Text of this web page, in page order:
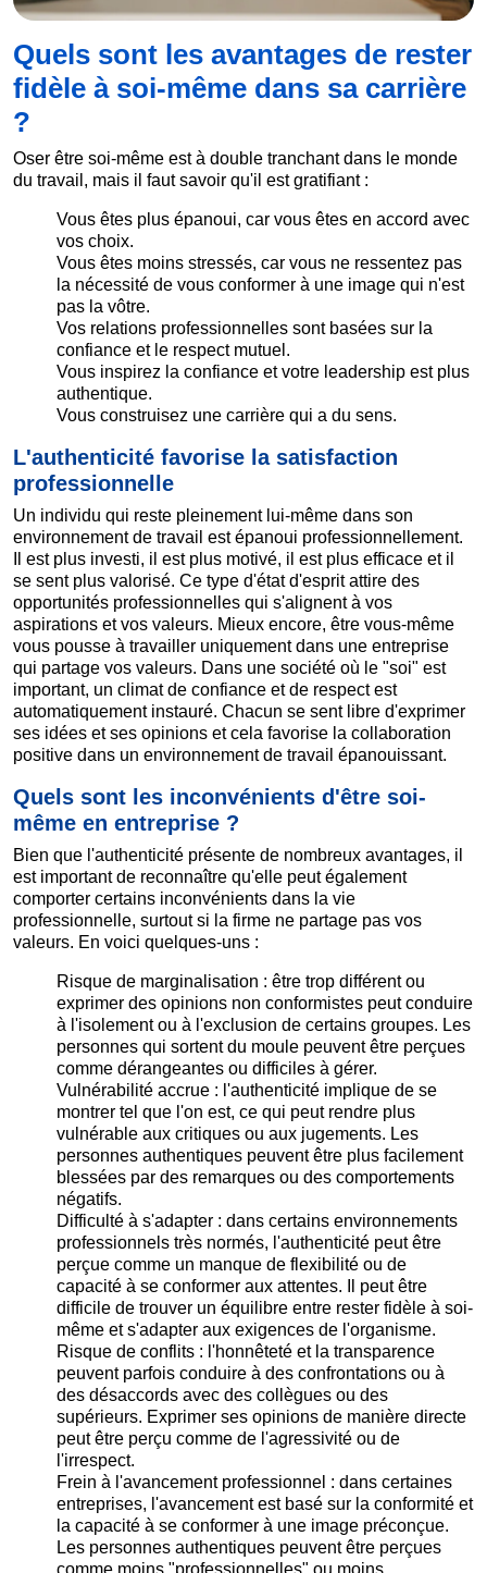
Quels sont les avantages de rester
fidèle à soi-même dans sa carrière
?
Oser être soi-même est à double tranchant dans le monde
du travail, mais il faut savoir qu'il est gratifiant :
Vous êtes plus épanoui, car vous êtes en accord avec
vos choix.
Vous êtes moins stressés, car vous ne ressentez pas
la nécessité de vous conformer à une image qui n'est
pas la vôtre.
Vos relations professionnelles sont basées sur la
confiance et le respect mutuel.
Vous inspirez la confiance et votre leadership est plus
authentique.
Vous construisez une carrière qui a du sens.
L'authenticité favorise la satisfaction
professionnelle
Un individu qui reste pleinement lui-même dans son
environnement de travail est épanoui professionnellement.
Il est plus investi, il est plus motivé, il est plus efficace et il
se sent plus valorisé. Ce type d'état d'esprit attire des
opportunités professionnelles qui s'alignent à vos
aspirations et vos valeurs. Mieux encore, être vous-même
vous pousse à travailler uniquement dans une entreprise
qui partage vos valeurs. Dans une société où le "soi" est
important, un climat de confiance et de respect est
automatiquement instauré. Chacun se sent libre d'exprimer
ses idées et ses opinions et cela favorise la collaboration
positive dans un environnement de travail épanouissant.
Quels sont les inconvénients d'être soi-
même en entreprise ?
Bien que l'authenticité présente de nombreux avantages, il
est important de reconnaître qu'elle peut également
comporter certains inconvénients dans la vie
professionnelle, surtout si la firme ne partage pas vos
valeurs. En voici quelques-uns :
Risque de marginalisation : être trop différent ou
exprimer des opinions non conformistes peut conduire
à l'isolement ou à l'exclusion de certains groupes. Les
personnes qui sortent du moule peuvent être perçues
comme dérangeantes ou difficiles à gérer.
Vulnérabilité accrue : l'authenticité implique de se
montrer tel que l'on est, ce qui peut rendre plus
vulnérable aux critiques ou aux jugements. Les
personnes authentiques peuvent être plus facilement
blessées par des remarques ou des comportements
négatifs.
Difficulté à s'adapter : dans certains environnements
professionnels très normés, l'authenticité peut être
perçue comme un manque de flexibilité ou de
capacité à se conformer aux attentes. Il peut être
difficile de trouver un équilibre entre rester fidèle à soi-
même et s'adapter aux exigences de l'organisme.
Risque de conflits : l'honnêteté et la transparence
peuvent parfois conduire à des confrontations ou à
des désaccords avec des collègues ou des
supérieurs. Exprimer ses opinions de manière directe
peut être perçu comme de l'agressivité ou de
l'irrespect.
Frein à l'avancement professionnel : dans certaines
entreprises, l'avancement est basé sur la conformité et
la capacité à se conformer à une image préconçue.
Les personnes authentiques peuvent être perçues
comme moins "professionnelles" ou moins